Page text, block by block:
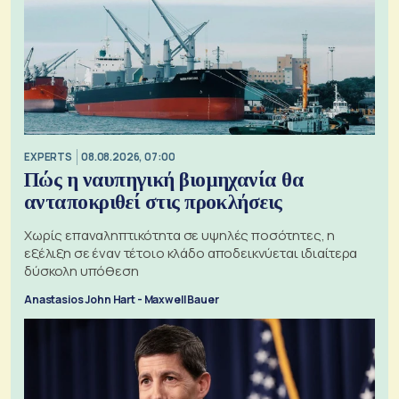
EXPERTS 08.08.2026, 07:00
Πώς η ναυπηγική βιομηχανία θα
ανταποκριθεί στις προκλήσεις
Χωρίς επαναληπτικότητα σε υψηλές ποσότητες, η
εξέλιξη σε έναν τέτοιο κλάδο αποδεικνύεται ιδιαίτερα
δύσκολη υπόθεση
Anastasios John Hart - Maxwell Bauer